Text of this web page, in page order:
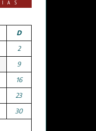
D
2
9
16
23
30